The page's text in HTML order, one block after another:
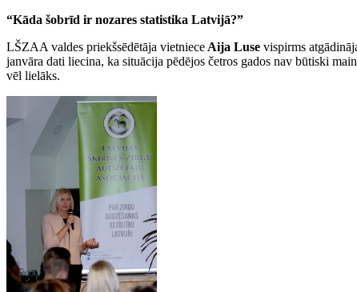
“Kāda šobrīd ir nozares statistika Latvijā?”
LŠZAA valdes priekšsēdētāja vietniece Aija Luse vispirms
janvāra dati liecina, ka situācija pēdējos četros gados nav būtiski
vēl lielāks.